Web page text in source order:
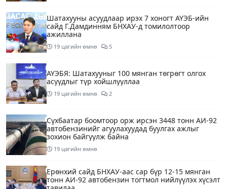
Шатахууны асуудлаар ирэх 7 хоногт АҮЭБ-ийн
сайд Г.Дамдинням БНХАУ-д томилолтоор
ажиллана
19 цагийн өмнө 5
АҮЭБЯ: Шатахууныг 100 мянган төгрөгт олгох
асуудлыг түр хойшлууллаа
19 цагийн өмнө 2
Сүхбаатар боомтоор орж ирсэн 3448 тонн АИ-92
автобензинийг агуулахуудад буулгах ажлыг
зохион байгуулж байна
19 цагийн өмнө
Ерөнхий сайд БНХАУ-аас сар бүр 12-15 мянган
тонн АИ-92 автобензин тогтмол нийлүүлэх хүсэлт